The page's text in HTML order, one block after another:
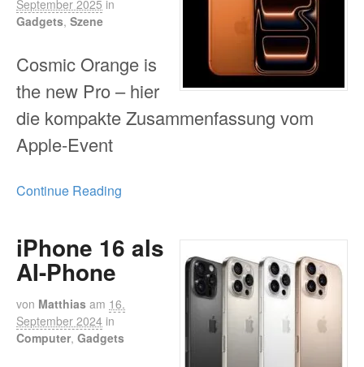
September 2025 in
Gadgets, Szene
Cosmic Orange is
the new Pro – hier
die kompakte Zusammenfassung vom
Apple-Event
Continue Reading
iPhone 16 als
AI-Phone
von Matthias am 16.
September 2024 in
Computer, Gadgets